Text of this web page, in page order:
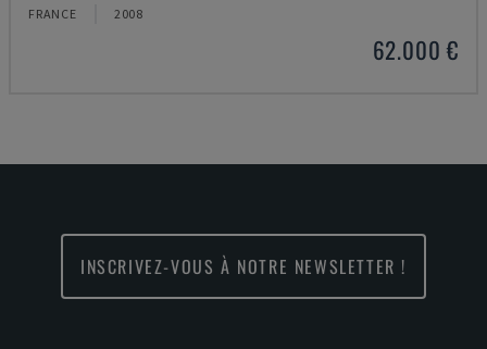
FRANCE 2008
62.000 €
INSCRIVEZ-VOUS À NOTRE NEWSLETTER !